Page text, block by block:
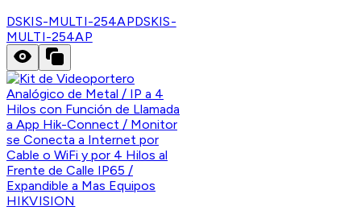
DSKIS-MULTI-254APDSKIS-
MULTI-254AP
HIKVISION